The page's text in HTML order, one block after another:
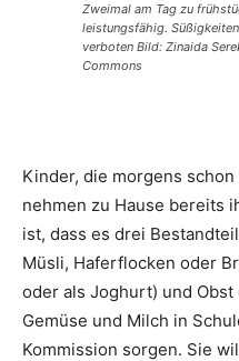
Zweimal am Tag zu
leistungsfähig.
verboten Bild: Zinaida
Commons
Kinder, die morgens
nehmen zu Hause bereits
ist, dass es drei
Müsli, Haferflocken oder
oder als Joghurt) und Obst
Gemüse und Milch in
Kommission sorgen. Sie